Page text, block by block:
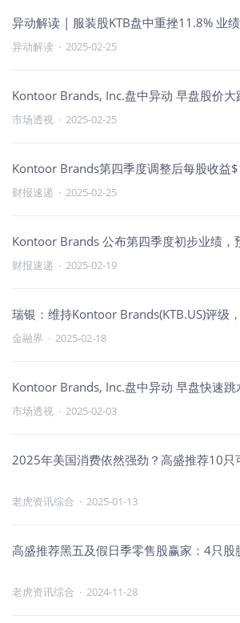
异动解读
异动解读 · 2025-02-25
Kontoor Brands, Inc.盘中异动 早盘股价
市场透视 · 2025-02-25
Kontoor Brands第四季度调整后每股收
财报速递 · 2025-02-25
Kontoor Brands 公布第四季度初步业绩
财报速递 · 2025-02-19
瑞银：维持Kontoor Brands(KTB.US)评级
金融界 · 2025-02-18
Kontoor Brands, Inc.盘中异动 早盘快速
市场透视 · 2025-02-03
2025年美国消费依然强劲？高盛推荐10只
老虎资讯综合 · 2025-01-13
高盛推荐黑五及假日季零售股赢家：4只股
老虎资讯综合 · 2024-11-28